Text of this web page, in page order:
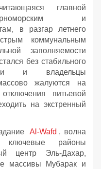
главной
и
в разгар летнего
коммунальным
заполняемости
без стабильного
и владельцы
жалуются на
питьевой
на экстренный
Al-Wafd , волна
ключевые районы
центр Эль-Дахар,
массивы Мубарак и